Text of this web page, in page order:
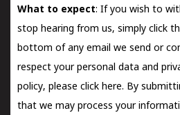
What to expect: If you wish to
stop hearing from us, simply click
bottom of any email we send or
respect your personal data and
policy, please click here. By
that we may process your